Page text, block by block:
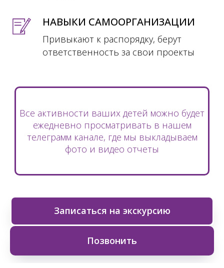
НАВЫКИ САМООРГАНИЗАЦИИ
Привыкают к распорядку, берут
ответственность за свои проекты
Все активности ваших детей можно будет
ежедневно просматривать в нашем
телеграмм канале, где мы выкладываем
фото и видео отчеты
Записаться на экскурсию
Позвонить